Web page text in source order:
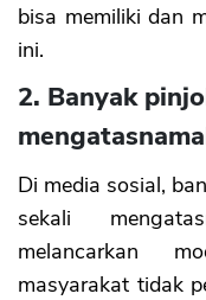
bisa memiliki dan
ini.
2. Banyak
Di media sosial,
sekali
melancarkan
masyarakat tidak